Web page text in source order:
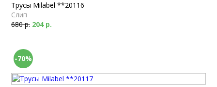
Трусы Milabel **20116
Слип
680 р. 204 р.
-70%